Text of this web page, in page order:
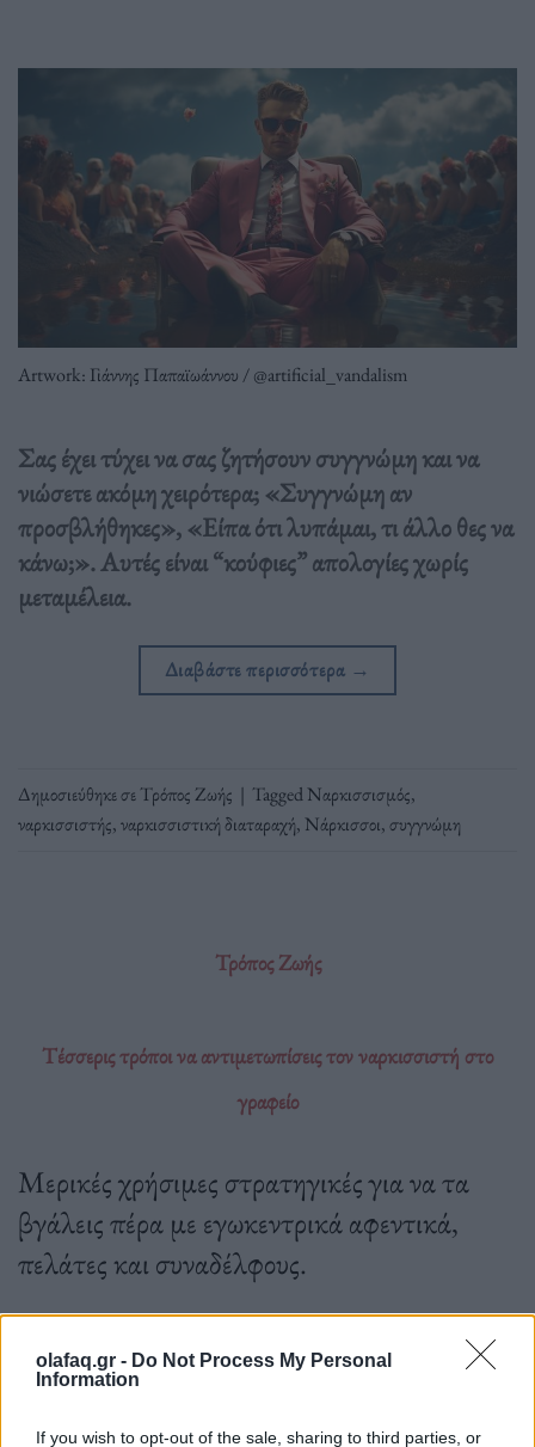
olafaq.gr - Do Not Process My Personal
Information
If you wish to opt-out of the sale, sharing to third parties, or
Artwork: Γιάννης Παπαϊωάννου / @artificial_vandalism
Σας έχει τύχει να σας ζητήσουν συγγνώμη και να
νιώσετε ακόμη χειρότερα; «Συγγνώμη αν
προσβλήθηκες», «Είπα ότι λυπάμαι, τι άλλο θες να
κάνω;». Αυτές είναι “κούφιες” απολογίες χωρίς
μεταμέλεια.
Διαβάστε περισσότερα →
Δημοσιεύθηκε σεΤρόπος Ζωής | TaggedΝαρκισσισμός,
ναρκισσιστής,ναρκισσιστική διαταραχή, Νάρκισσοι,συγγνώμη
Τρόπος Ζωής
Τέσσερις τρόποι να αντιμετωπίσεις τον ναρκισσιστή στο
γραφείο
Μερικές χρήσιμες στρατηγικές για να τα
βγάλεις πέρα με εγωκεντρικά αφεντικά,
πελάτες και συναδέλφους.
27.07.2023